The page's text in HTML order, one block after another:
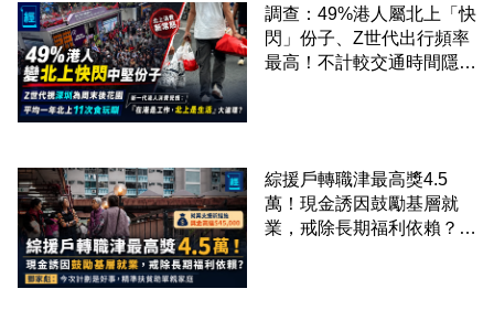
調查：49%港人屬北上「快
閃」份子、Z世代出行頻率
最高！不計較交通時間隱形
綜援戶轉職津最高獎4.5
萬！現金誘因鼓勵基層就
業，戒除長期福利依賴？鄧